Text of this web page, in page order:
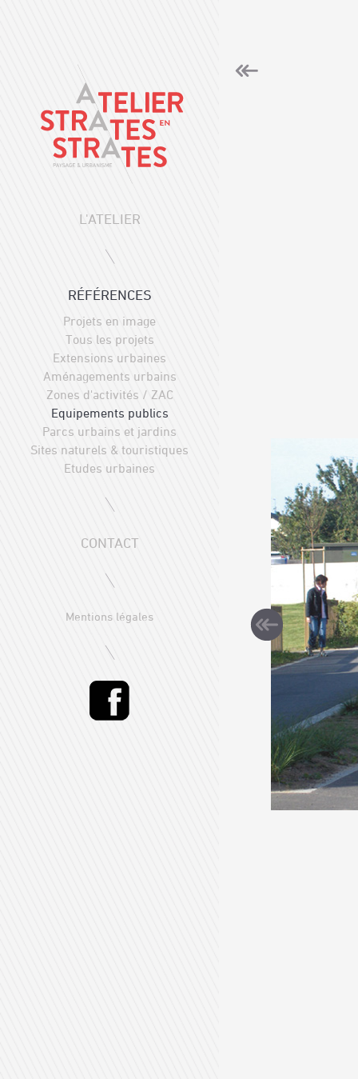
L'ATELIER
RÉFÉRENCES
Projets en image
Tous les projets
Extensions urbaines
Aménagements urbains
Zones d'activités / ZAC
Equipements publics
Parcs urbains et jardins
Sites naturels & touristiques
Etudes urbaines
CONTACT
Mentions légales